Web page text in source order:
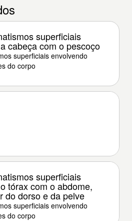
superficiais
cabeça com o pescoço
superficiais envolvendo
do corpo
superficiais
tórax com o abdome,
do dorso e da pelve
superficiais envolvendo
do corpo